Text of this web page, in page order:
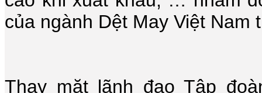
của ngành Dệt May Việt
Thay mặt lãnh đạo Tập